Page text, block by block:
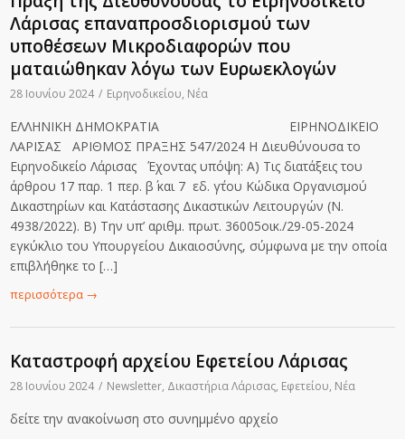
Λάρισας επαναπροσδιορισμού των
υποθέσεων Μικροδιαφορών που
ματαιώθηκαν λόγω των Ευρωεκλογών
28 Ιουνίου 2024 / Ειρηνοδικείου, Νέα
ΕΛΛΗΝΙΚΗ ΔΗΜΟΚΡΑΤΙΑ ΕΙΡΗΝΟΔΙΚΕΙΟ
ΛΑΡΙΣΑΣ ΑΡΙΘΜΟΣ ΠΡΑΞΗΣ 547/2024 Η Διευθύνουσα το
Ειρηνοδικείο Λάρισας Έχοντας υπόψη: Α) Τις διατάξεις του
άρθρου 17 παρ. 1 περ. β΄ και 7 εδ. γ΄του Κώδικα Οργανισμού
Δικαστηρίων και Κατάστασης Δικαστικών Λειτουργών (Ν.
4938/2022). Β) Την υπ’ αριθμ. πρωτ. 36005οικ./29-05-2024
εγκύκλιο του Υπουργείου Δικαιοσύνης, σύμφωνα με την οποία
επιβλήθηκε το […]
περισσότερα →
Καταστροφή αρχείου Εφετείου Λάρισας
28 Ιουνίου 2024 / Newsletter, Δικαστήρια Λάρισας, Εφετείου, Νέα
δείτε την ανακοίνωση στο συνημμένο αρχείο